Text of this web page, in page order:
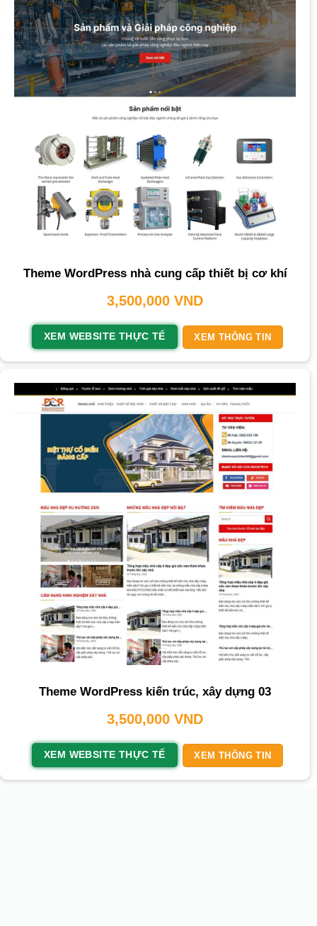
Theme WordPress nhà cung cấp thiết bị cơ khí
3,500,000 VND
XEM WEBSITE THỰC TẾ XEM THÔNG TIN
Theme WordPress kiến trúc, xây dựng 03
3,500,000 VND
XEM WEBSITE THỰC TẾ XEM THÔNG TIN